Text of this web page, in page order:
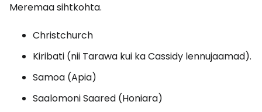
Meremaa sihtkohta.
Christchurch
Kiribati (nii Tarawa kui ka Cassidy lennujaamad).
Samoa (Apia)
Saalomoni Saared (Honiara)